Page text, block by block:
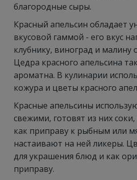
благородные сыры.
Красный апельсин обладает
вкусовой гаммой - его вкус
клубнику, виноград и малину
Цедра красного апельсина
ароматна. В кулинарии
кожура и цветы красного
Красные апельсины
свежими, готовят из них
как приправу к рыбным или
настаивают на ней ликеры.
для украшения блюд и как
приправу.